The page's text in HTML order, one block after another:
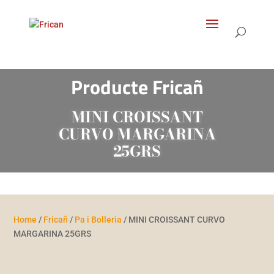
Producte Fricañ
MINI CROISSANT
CURVO MARGARINA
25GRS
Home / Fricañ / Pa i Bolleria / MINI CROISSANT CURVO
MARGARINA 25GRS